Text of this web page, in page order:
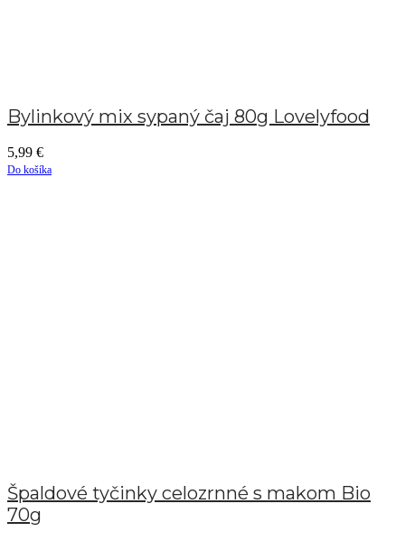
Bylinkový mix sypaný čaj 80g Lovelyfood
5,99 €
Do košíka
Špaldové tyčinky celozrnné s makom Bio
70g